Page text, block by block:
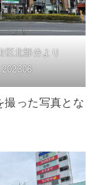
区北部分より
_202306
撮った写真とな